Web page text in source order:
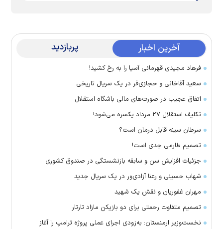
آخرین اخبار پربازدید
فرهاد مجیدی قهرمانی آسیا را به رخ کشید!
سعید آقاخانی و حجازی‌فر در یک سریال تاریخی
اتفاق عجیب در صورت‌های مالی باشگاه استقلال
تکلیف استقلال ۲۷ مرداد یکسره می‌شود!
سرطان سینه قابل درمان است؟
تصمیم طارمی جدی است!
جزئیات افزایش سن و سابقه بازنشستگی در صندوق کشوری
شهاب حسینی و رعنا آزادی‌ور در یک سریال جدید
مهران غفوریان و نقش یک شهید
تصمیم متفاوت رحمتی برای دو بازیکن مازاد تارتار
نخست‌وزیر ارمنستان: به‌زودی اجرای عملی پروژه ترامپ را آغاز